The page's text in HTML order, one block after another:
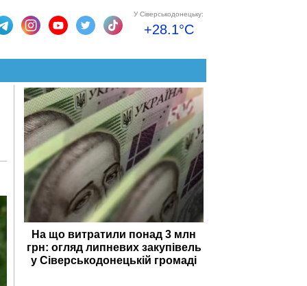
У Сіверськодонецьку:
+28.1°C
На що витратили понад 3 млн
грн: огляд липневих закупівель
у Сіверськодонецькій громаді